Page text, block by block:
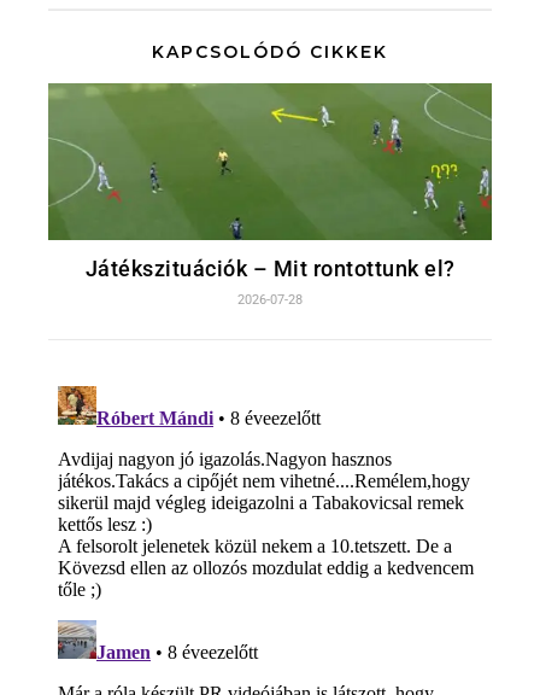
KAPCSOLÓDÓ CIKKEK
Játékszituációk – Mit rontottunk el?
2026-07-28